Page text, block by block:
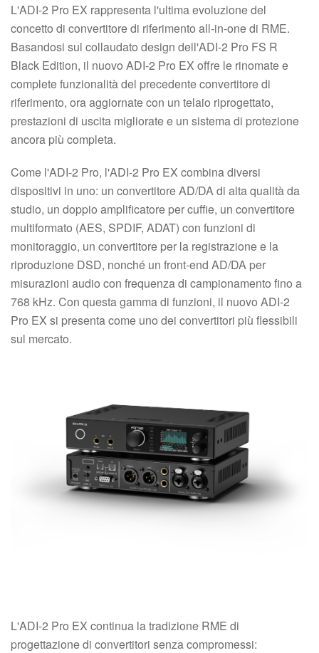
L'ADI-2 Pro EX rappresenta l'ultima evoluzione del
concetto di convertitore di riferimento all-in-one di RME.
Basandosi sul collaudato design dell'ADI-2 Pro FS R
Black Edition, il nuovo ADI-2 Pro EX offre le rinomate e
complete funzionalità del precedente convertitore di
riferimento, ora aggiornate con un telaio riprogettato,
prestazioni di uscita migliorate e un sistema di protezione
ancora più completa.
Come l'ADI-2 Pro, l'ADI-2 Pro EX combina diversi
dispositivi in uno: un convertitore AD/DA di alta qualità da
studio, un doppio amplificatore per cuffie, un convertitore
multiformato (AES, SPDIF, ADAT) con funzioni di
monitoraggio, un convertitore per la registrazione e la
riproduzione DSD, nonché un front-end AD/DA per
misurazioni audio con frequenza di campionamento fino a
768 kHz. Con questa gamma di funzioni, il nuovo ADI-2
Pro EX si presenta come uno dei convertitori più flessibili
sul mercato.
L'ADI-2 Pro EX continua la tradizione RME di
progettazione di convertitori senza compromessi: